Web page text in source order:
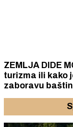
ZEMLJA DIDE
turizma ili kako je don Stipe Perkov
zaboravu